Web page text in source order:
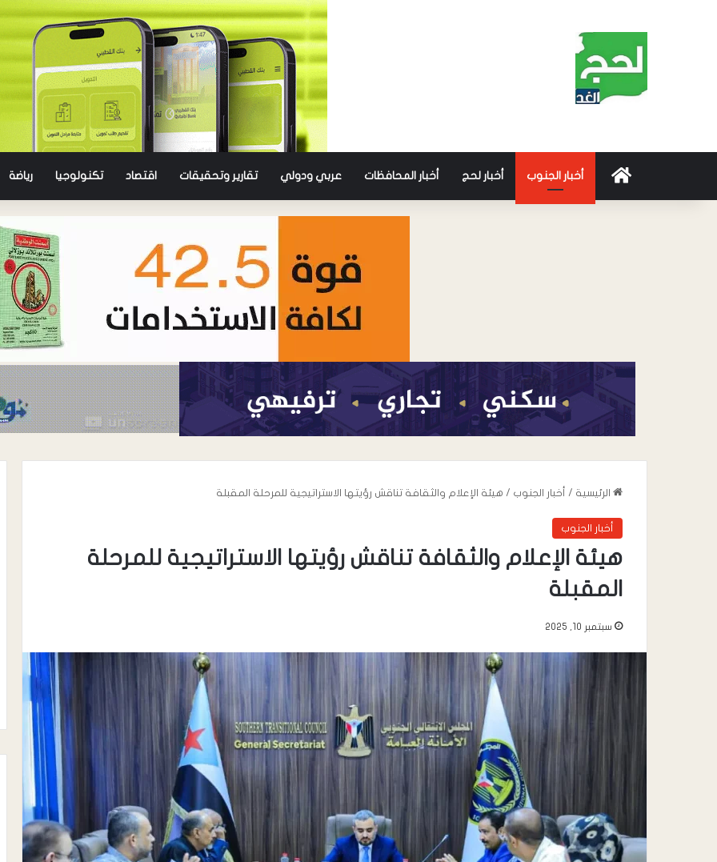
أخبار الجنوب أخبار لحج أخبار المحافظات عربي ودولي تقارير وتحقيقات اقتصاد تكنولوجيا رياضة
الرئيسية / أخبار الجنوب / هيئة الإعلام والثقافة تناقش رؤيتها الاستراتيجية للمرحلة المقبلة
أخبار الجنوب
هيئة الإعلام والثقافة تناقش رؤيتها الاستراتيجية للمرحلة
المقبلة
سبتمبر 10, 2025
العصيان المدني المعلنة من اتحاد
نقابات عمال الجنوب…
من الأطباء الاستشاريين بالتعاون مع
مستوصف دار الحكمة